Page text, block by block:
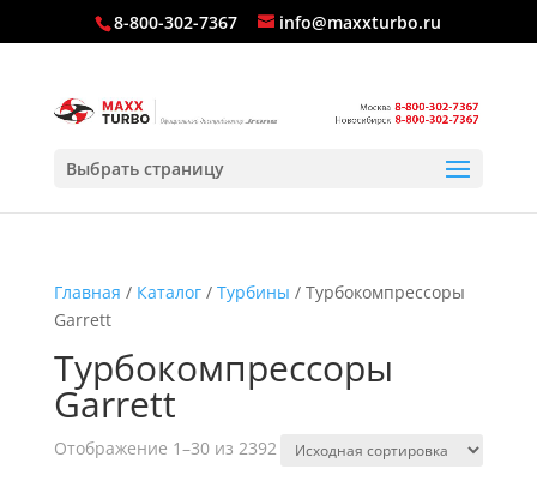
8-800-302-7367 info@maxxturbo.ru
Выбрать страницу
Главная / Каталог/ Турбины / Турбокомпрессоры
Garrett
Турбокомпрессоры
Garrett
Отображение 1–30 из 2392